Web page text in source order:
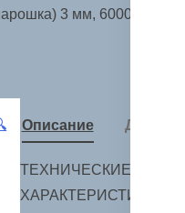
3 мм, 60000 об/
Описание Детали
ТЕХНИЧЕСКИЕ
ХАРАКТЕРИСТИКИ